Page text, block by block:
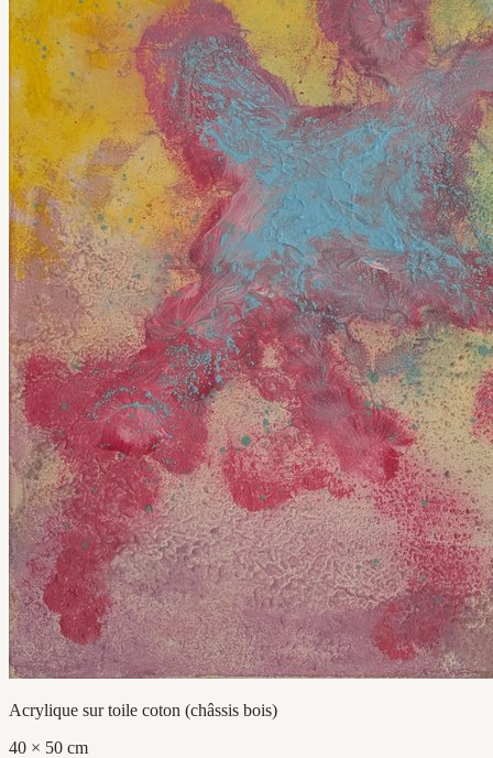
Acrylique sur toile coton (châssis bois)
40 × 50 cm